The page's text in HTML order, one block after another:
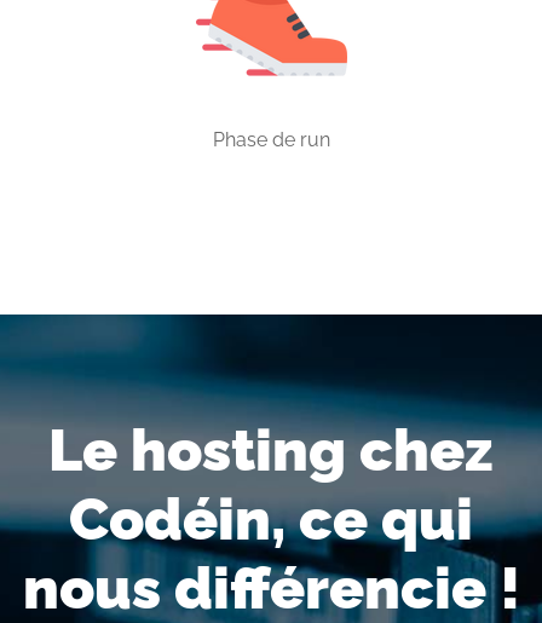
Phase de run
Le hosting chez
Codéin, ce qui
nous différencie !